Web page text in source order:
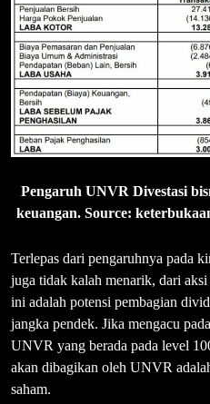
Pengaruh UNVR Divestasi
keuangan. Source:
Terlepas dari pengaruhnya pada
juga tidak kalah menarik, dari
ini adalah potensi pembagian
jangka pendek. Jika mengacu
UNVR yang berada pada level
akan dibagikan oleh UNVR
saham.